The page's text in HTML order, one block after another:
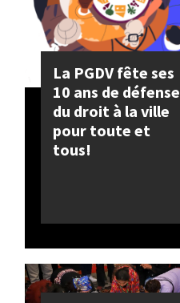
La PGDV fête ses
10 ans de défense
du droit à la ville
pour toute et
tous!